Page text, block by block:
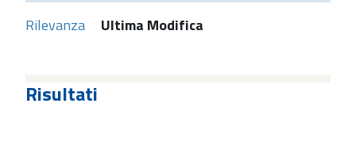
Rilevanza Ultima Modifica
Risultati